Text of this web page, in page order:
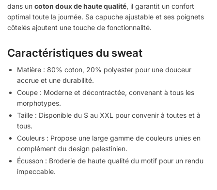
dans un coton doux de haute qualité, il garantit un confort
optimal toute la journée. Sa capuche ajustable et ses poignets
côtelés ajoutent une touche de fonctionnalité.
Caractéristiques du sweat
Matière : 80% coton, 20% polyester pour une douceur
accrue et une durabilité.
Coupe : Moderne et décontractée, convenant à tous les
morphotypes.
Taille : Disponible du S au XXL pour convenir à toutes et à
tous.
Couleurs : Propose une large gamme de couleurs unies en
complément du design palestinien.
Écusson : Broderie de haute qualité du motif pour un rendu
impeccable.